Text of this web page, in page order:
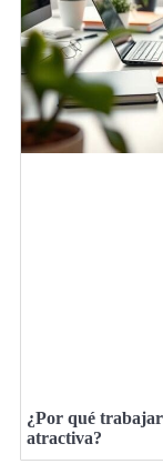
¿Por qué
atractiva?